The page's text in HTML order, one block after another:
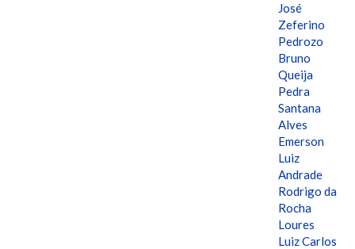
José
Zeferino
Pedrozo
Bruno
Queija
Pedra
Santana
Alves
Emerson
Luiz
Andrade
Rodrigo da
Rocha
Loures
Luiz Carlos